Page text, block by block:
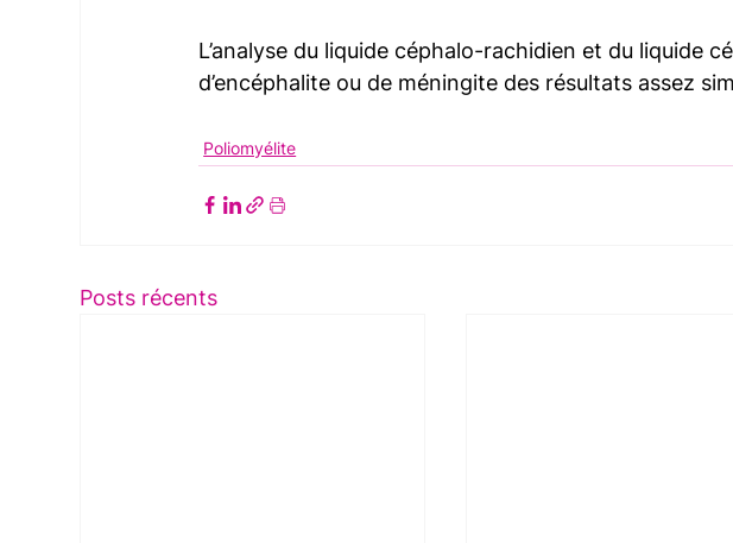
L’analyse du liquide céphalo-rachidien et du liquide
d’encéphalite ou de méningite des résultats assez
Poliomyélite
Posts récents